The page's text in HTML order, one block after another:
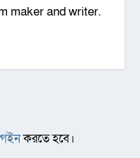
maker and writer.
করতে হবে।